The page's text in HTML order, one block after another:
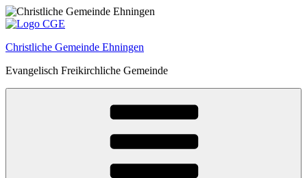
Zum
Inhalt
Christliche Gemeinde Ehningen
Evangelisch Freikirchliche Gemeinde